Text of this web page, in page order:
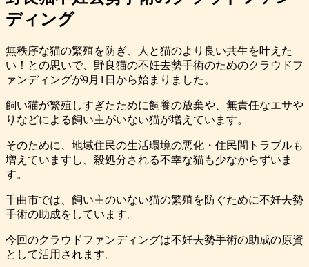
ディング
無秩序な猫の繁殖を防ぎ、人と猫のより良い共生を叶えた
い！との思いで、野良猫の不妊去勢手術のためのクラウドフ
ァンディングが9月1日から始まりました。
飼い猫が繁殖しすぎたために飼養の放棄や、無責任なエサや
りなどによる飼い主がいない猫が増えています。
そのために、地域住民の生活環境の悪化・住民間トラブルも
増えていますし、殺処分される不幸な猫も少なからずいま
す。
千曲市では、飼い主のいない猫の繁殖を防ぐために不妊去勢
手術の助成をしています。
今回のクラウドファンディングは不妊去勢手術の助成の原資
として活用されます。